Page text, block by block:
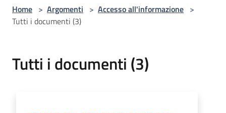
Home > Argomenti > Accesso all'informazione >
Tutti i documenti (3)
Tutti i documenti (3)